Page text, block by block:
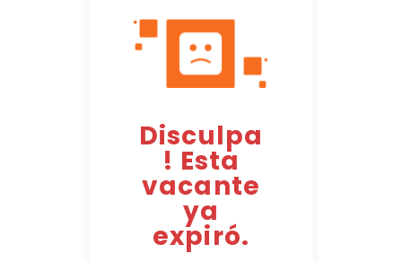
Disculpa
! Esta
vacante
ya
expiró.